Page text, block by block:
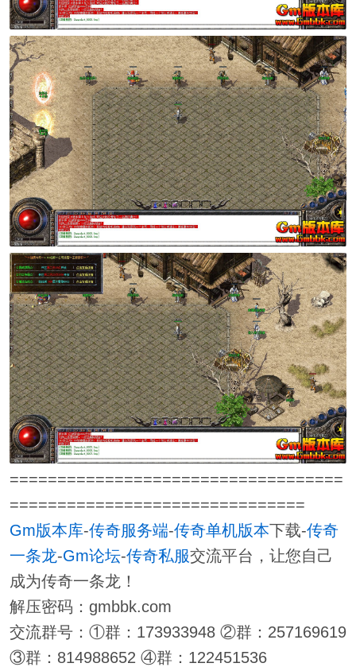
===================================
===============================
Gm版本库-传奇服务端-传奇单机版本下载-传奇
一条龙-Gm论坛-传奇私服交流平台，让您自己
成为传奇一条龙！
解压密码：gmbbk.com
交流群号：①群：173933948 ②群：257169619
③群：814988652 ④群：122451536